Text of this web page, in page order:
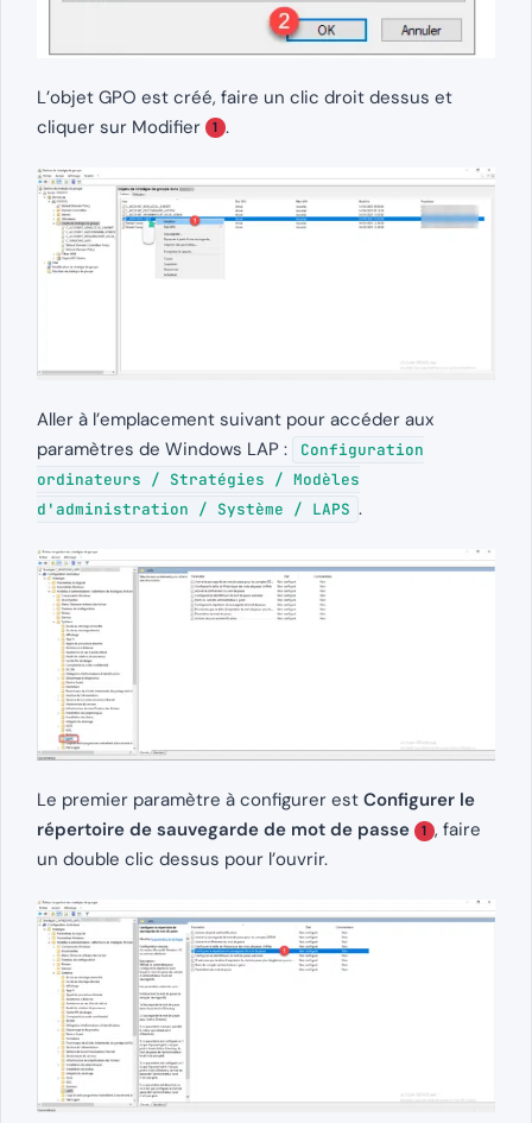
L’objet GPO est créé, faire un clic droit dessus et
cliquer sur Modifier
1 .
Aller à l’emplacement suivant pour accéder aux
paramètres de Windows LAP :
Configuration
ordinateurs / Stratégies / Modèles
d'administration / Système / LAPS .
Le premier paramètre à configurer est Configurer le
répertoire de sauvegarde de mot de passe
1 , faire
un double clic dessus pour l’ouvrir.